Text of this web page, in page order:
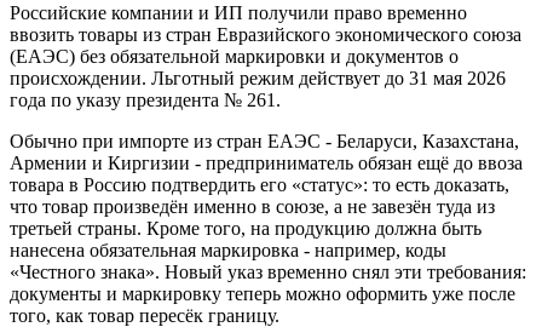
Российские компании и ИП получили право временно
ввозить товары из стран Евразийского экономического союза
(ЕАЭС) без обязательной маркировки и документов о
происхождении. Льготный режим действует до 31 мая 2026
года по указу президента № 261.
Обычно при импорте из стран ЕАЭС - Беларуси, Казахстана,
Армении и Киргизии - предприниматель обязан ещё до ввоза
товара в Россию подтвердить его «статус»: то есть доказать,
что товар произведён именно в союзе, а не завезён туда из
третьей страны. Кроме того, на продукцию должна быть
нанесена обязательная маркировка - например, коды
«Честного знака». Новый указ временно снял эти требования:
документы и маркировку теперь можно оформить уже после
того, как товар пересёк границу.